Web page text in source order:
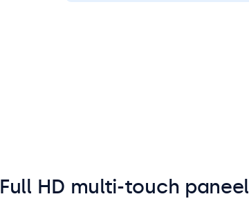
Full HD multi-touch paneel